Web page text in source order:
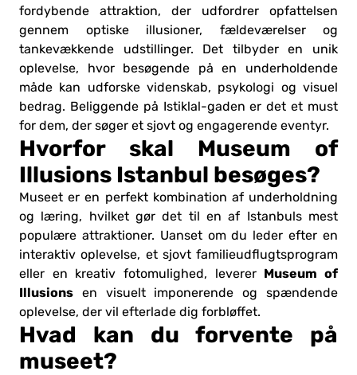
fordybende attraktion, der udfordrer opfattelsen
gennem optiske illusioner, fældeværelser og
tankevækkende udstillinger. Det tilbyder en unik
oplevelse, hvor besøgende på en underholdende
måde kan udforske videnskab, psykologi og visuel
bedrag. Beliggende på Istiklal-gaden er det et must
for dem, der søger et sjovt og engagerende eventyr.
Hvorfor skal Museum of
Illusions Istanbul besøges?
Museet er en perfekt kombination af underholdning
og læring, hvilket gør det til en af Istanbuls mest
populære attraktioner. Uanset om du leder efter en
interaktiv oplevelse, et sjovt familieudflugtsprogram
eller en kreativ fotomulighed, leverer Museum of
Illusions en visuelt imponerende og spændende
oplevelse, der vil efterlade dig forbløffet.
Hvad kan du forvente på
museet?